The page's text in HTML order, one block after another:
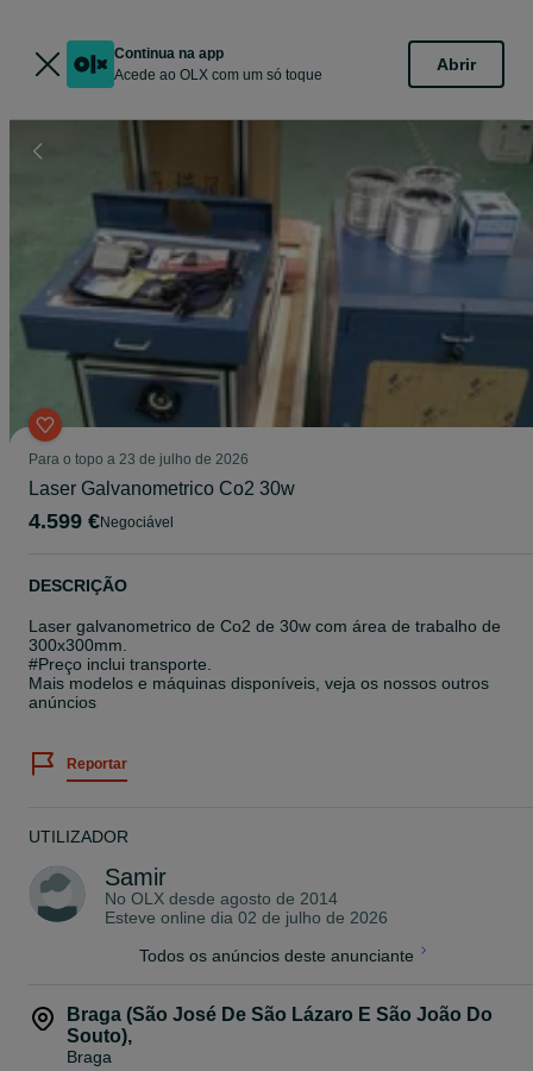
Continua na app
Acede ao OLX com um só toque
Abrir
Para o topo a 23 de julho de 2026
Laser Galvanometrico Co2 30w
4.599 € Negociável
DESCRIÇÃO
Laser galvanometrico de Co2 de 30w com área de trabalho de
300x300mm.
#Preço inclui transporte.
Mais modelos e máquinas disponíveis, veja os nossos outros
anúncios
Reportar
UTILIZADOR
Samir
No OLX desde agosto de 2014
Esteve online dia 02 de julho de 2026
Todos os anúncios deste anunciante
Braga (São José De São Lázaro E São João Do
Souto),
Braga